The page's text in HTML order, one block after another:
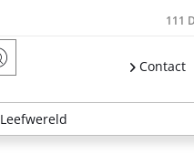
111
Contact
Leefwereld